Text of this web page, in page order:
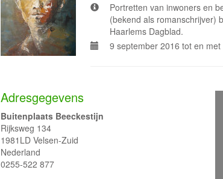
Portretten van inwoners en
(bekend als romanschrijver)
Haarlems Dagblad.
9 september 2016 tot en
Adresgegevens
Buitenplaats Beeckestijn
Rijksweg 134
1981LD Velsen-Zuid
Nederland
0255-522 877